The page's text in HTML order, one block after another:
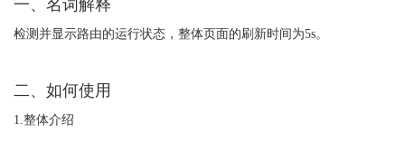
一、名词解释
检测并显示路由的运行状态，整体页面的刷新时间为5s。
二、如何使用
1.整体介绍